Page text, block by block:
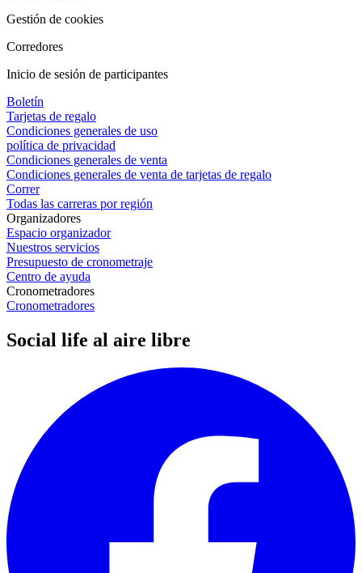
Gestión de cookies
Corredores
Inicio de sesión de participantes
Boletín
Tarjetas de regalo
Condiciones generales de uso
política de privacidad
Condiciones generales de venta
Condiciones generales de venta de tarjetas de regalo
Correr
Todas las carreras por región
Organizadores
Espacio organizador
Nuestros servicios
Presupuesto de cronometraje
Centro de ayuda
Cronometradores
Cronometradores
Social life al aire libre